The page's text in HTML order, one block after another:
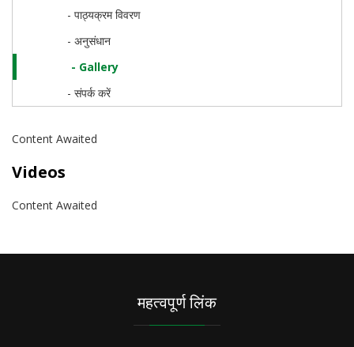
- पाठ्यक्रम विवरण
- अनुसंधान
- Gallery
- संपर्क करें
Content Awaited
Videos
Content Awaited
महत्वपूर्ण लिंक